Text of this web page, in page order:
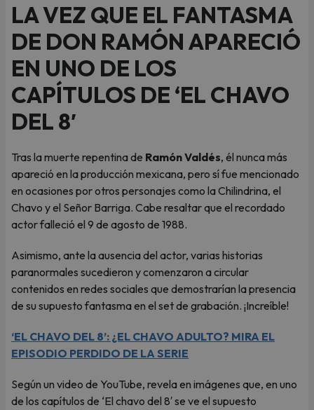
LA VEZ QUE EL FANTASMA
DE DON RAMÓN APARECIÓ
EN UNO DE LOS
CAPÍTULOS DE ‘EL CHAVO
DEL 8′
Tras la muerte repentina de Ramón Valdés, él nunca más
apareció en la producción mexicana, pero sí fue mencionado
en ocasiones por otros personajes como la Chilindrina, el
Chavo y el Señor Barriga. Cabe resaltar que el recordado
actor falleció el 9 de agosto de 1988.
Asimismo, ante la ausencia del actor, varias historias
paranormales sucedieron y comenzaron a circular
contenidos en redes sociales que demostrarían la presencia
de su supuesto fantasma en el set de grabación. ¡Increíble!
‘EL CHAVO DEL 8’: ¿EL CHAVO ADULTO? MIRA EL
EPISODIO PERDIDO DE LA SERIE
Según un video de YouTube, revela en imágenes que, en uno
de los capítulos de ‘El chavo del 8′ se ve el supuesto